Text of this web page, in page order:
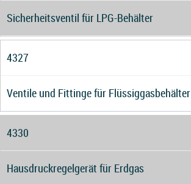
Sicherheitsventil für LPG-Behälter
4327
Ventile und Fittinge für Flüssiggasbehälter
4330
Hausdruckregelgerät für Erdgas